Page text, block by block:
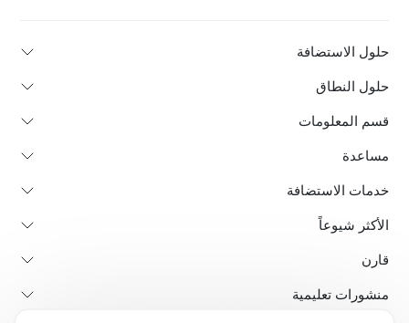
حلول الاستضافة
حلول النطاق
قسم المعلومات
مساعدة
خدمات الاستضافة
الأكثر شيوعاً
قارن
منشورات تعليمية